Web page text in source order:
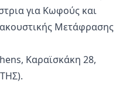
για Κωφούς και
Μετάφρασης
Καραϊσκάκη 28,
).